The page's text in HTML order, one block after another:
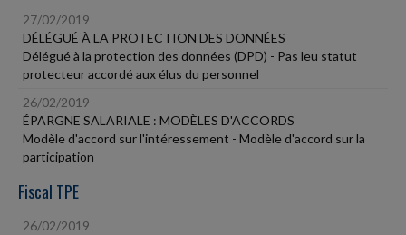
27/02/2019
DÉLÉGUÉ À LA PROTECTION DES DONNÉES
Délégué à la protection des données (DPD) - Pas leu statut
protecteur accordé aux élus du personnel
26/02/2019
ÉPARGNE SALARIALE : MODÈLES D'ACCORDS
Modèle d'accord sur l'intéressement - Modèle d'accord sur la
participation
Fiscal TPE
26/02/2019